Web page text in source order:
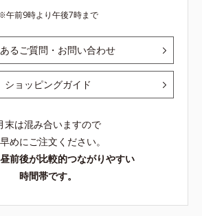
午前9時より午後7時まで
るご質問・お問い合わせ
ショッピングガイド
末は混み合いますので
めにご注文ください。
前後が比較的つながりやすい
時間帯です。